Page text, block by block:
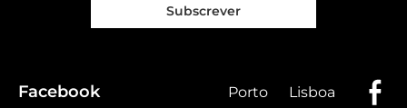
Subscrever
Facebook Porto Lisboa